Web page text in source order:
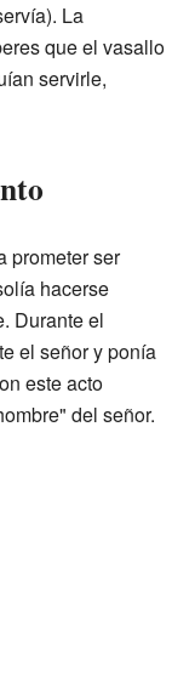
La
que el vasallo
servirle,
prometer ser
hacerse
Durante el
el señor y ponía
este acto
del señor.